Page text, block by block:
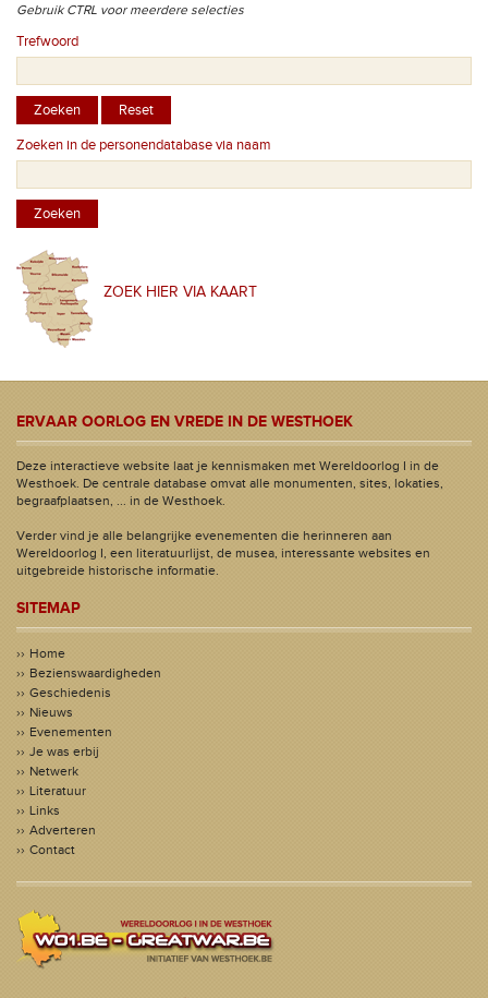
Gebruik CTRL voor meerdere selecties
Trefwoord
Zoeken in de personendatabase via naam
ZOEK HIER VIA KAART
ERVAAR OORLOG EN VREDE IN DE WESTHOEK
Deze interactieve website laat je kennismaken met Wereldoorlog I in de
Westhoek. De centrale database omvat alle monumenten, sites, lokaties,
begraafplaatsen, ... in de Westhoek.
Verder vind je alle belangrijke evenementen die herinneren aan
Wereldoorlog I, een literatuurlijst, de musea, interessante websites en
uitgebreide historische informatie.
SITEMAP
Home
Bezienswaardigheden
Geschiedenis
Nieuws
Evenementen
Je was erbij
Netwerk
Literatuur
Links
Adverteren
Contact